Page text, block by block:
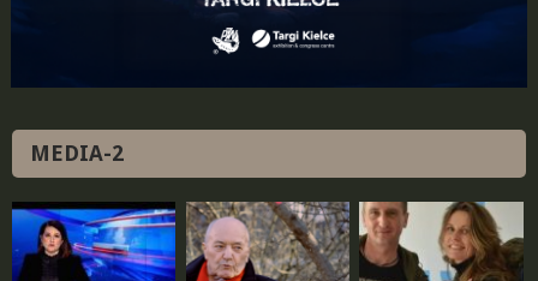
MEDIA-2